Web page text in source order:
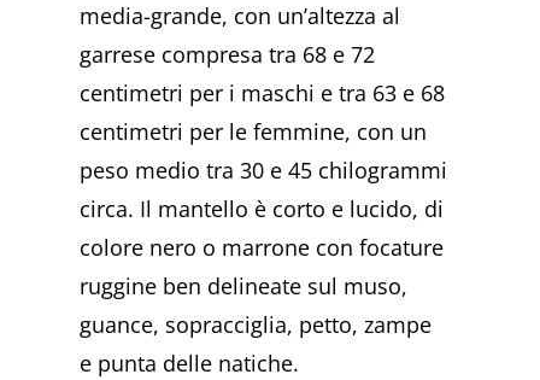
media-grande, con un’altezza al
garrese compresa tra 68 e 72
centimetri per i maschi e tra 63 e 68
centimetri per le femmine, con un
peso medio tra 30 e 45 chilogrammi
circa. Il mantello è corto e lucido, di
colore nero o marrone con focature
ruggine ben delineate sul muso,
guance, sopracciglia, petto, zampe
e punta delle natiche.